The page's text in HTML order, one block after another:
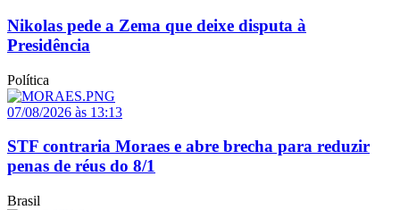
Nikolas pede a Zema que deixe disputa à
Presidência
Política
07/08/2026 às 13:13
STF contraria Moraes e abre brecha para reduzir
penas de réus do 8/1
Brasil